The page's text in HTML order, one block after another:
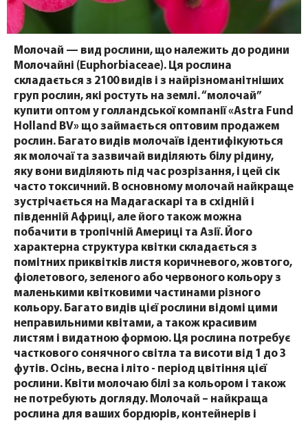
Молочай — вид рослини, що належить до родини
Молочайні (Euphorbiaceae). Ця рослина
складається з 2100 видів і з найрізноманітніших
груп рослин, які ростуть на землі. “молочай”
купити оптом у голландської компанії «Astra Fund
Holland BV» що займається оптовим продажем
рослин. Багато видів молочаїв ідентифікуються
як молочаї та зазвичай виділяють білу рідину,
яку вони виділяють під час розрізання, і цей сік
часто токсичний. В основному молочай найкраще
зустрічається на Мадагаскарі та в східній і
південній Африці, але його також можна
побачити в тропічній Америці та Азії. Його
характерна структура квітки складається з
помітних приквітків листя коричневого, жовтого,
фіолетового, зеленого або червоного кольору з
маленькими квітковими частинами різного
кольору. Багато видів цієї рослини відомі цими
неправильними квітами, а також красивим
листям і видатною формою. Ця рослина потребує
часткового сонячного світла та висоти від 1 до 3
футів. Осінь, весна і літо - період цвітіння цієї
рослини. Квіти молочаю білі за кольором і також
не потребують догляду. Молочай – найкраща
рослина для ваших бордюрів, контейнерів і